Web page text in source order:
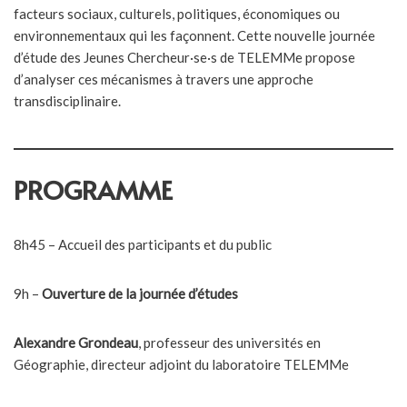
facteurs sociaux, culturels, politiques, économiques ou
environnementaux qui les façonnent. Cette nouvelle journée
d’étude des Jeunes Chercheur·se·s de TELEMMe propose
d’analyser ces mécanismes à travers une approche
transdisciplinaire.
PROGRAMME
8h45 – Accueil des participants et du public
9h – Ouverture de la journée d’études
Alexandre Grondeau, professeur des universités en
Géographie, directeur adjoint du laboratoire TELEMMe